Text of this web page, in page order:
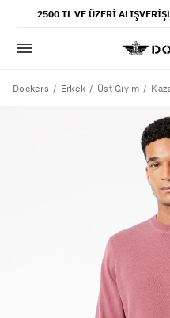
2500 TL VE ÜZERI
gömlek
şort
yaz koleksiyonu
Dockers Erkek Üst Giyim